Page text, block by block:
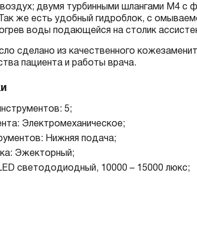
двумя турбинными шлангами M4 с
же есть удобный гидроблок, с
воды подающейся на столик
сделано из качественного
пациента и работы врача.
5;
Электромеханическое;
Нижняя подача;
Эжекторный;
светододиодный, 10000 – 15000 люкс;